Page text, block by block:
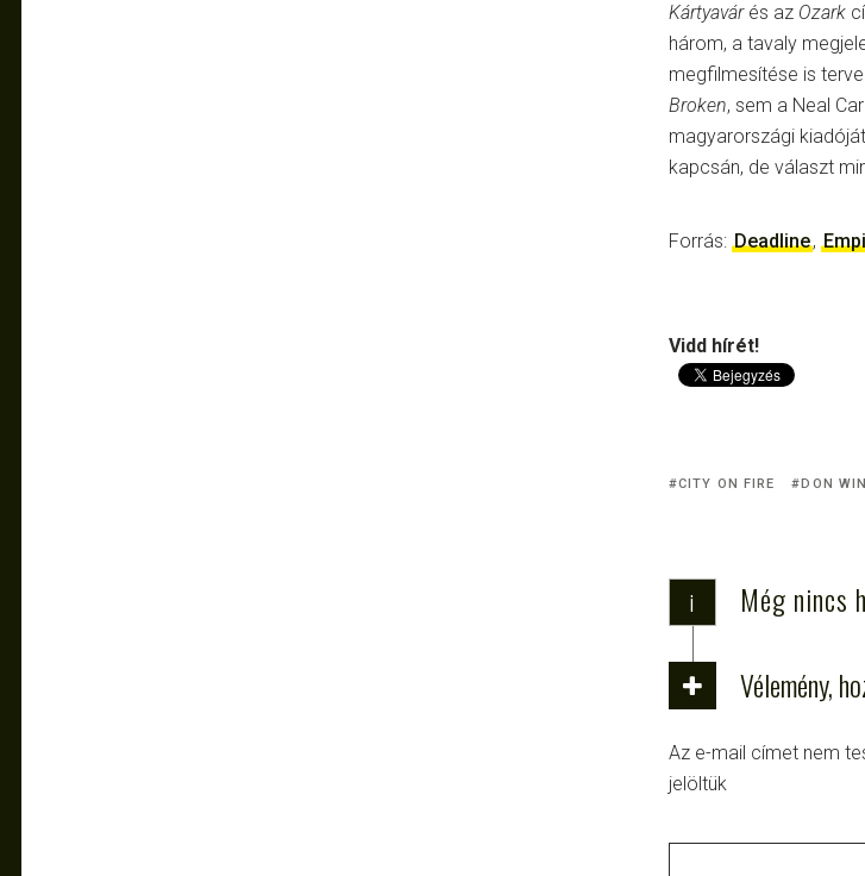
Kártyavárés az Ozark
három, a tavaly
megfilmesítése is
Broken, sem a Neal
magyarországi
kapcsán, de választ
Forrás: Deadline,
Vidd hírét!
CITY ON FIRE DON
i Még nincs
Vélemény,
Az e-mail címet nem
jelöltük